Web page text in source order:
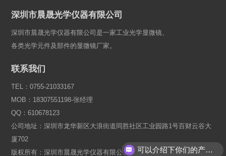
深圳市晨晟光学仪器有限公司
深圳市晨晟光学仪器有限公司是一家工业光学显微镜、
各类光学元件及部件的显微镜厂家。
联系我们
TEL：0755-21033167
MOB：18307551198-张经理
QQ：610678123
公司地址：深圳市龙华新区大浪街道同胜社区工业园路1号百财云谷大
厦702
版权所有：深圳市晨晟光学仪器有限公司
可以介绍下你们的产品么？